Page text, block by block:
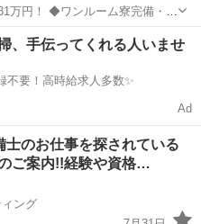
万円！ ◆ワンルーム寮完備・寮
ど様々な工程がございます。
ーム
、手伝ってくれる人いませ
1万円〜 / 登録不要！高時給求人多数✨
Ad
士のお仕事を探されている
ご案内!!経験や資格…
ング